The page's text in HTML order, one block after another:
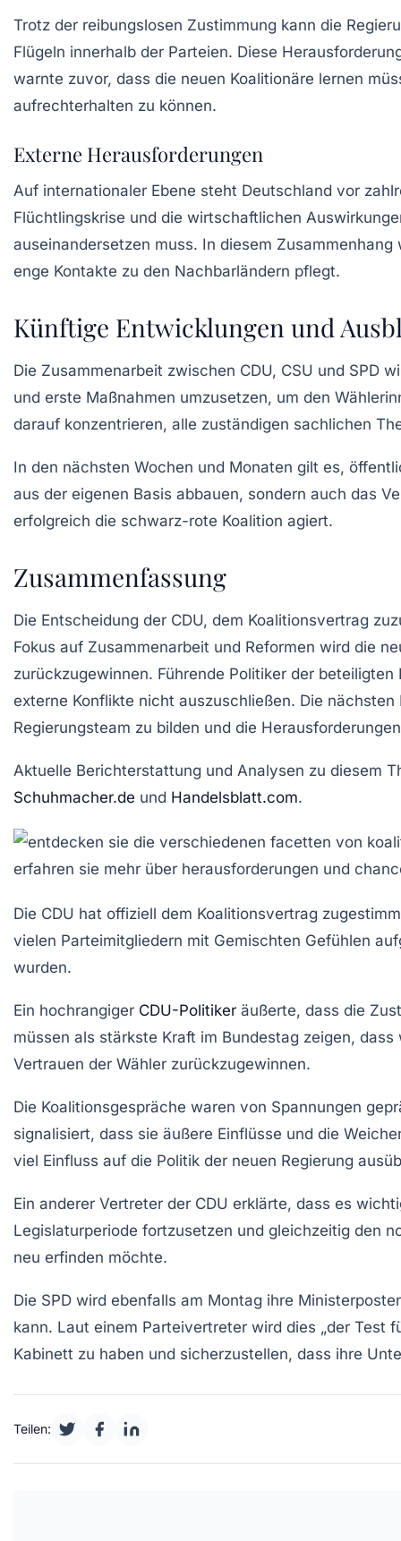
Trotz der reibungslosen Zustimmung kann die
Flügeln innerhalb der Parteien. Diese
warnte zuvor, dass die neuen Koalitionäre lernen
aufrechterhalten zu können.
Externe Herausforderungen
Auf internationaler Ebene steht Deutschland vor
Flüchtlingskrise und die wirtschaftlichen
auseinandersetzen muss. In diesem
enge Kontakte zu den Nachbarländern pflegt.
Künftige Entwicklungen und
Die Zusammenarbeit zwischen CDU, CSU und SPD
und erste Maßnahmen umzusetzen, um den
darauf konzentrieren, alle zuständigen sachlichen
In den nächsten Wochen und Monaten gilt es,
aus der eigenen Basis abbauen, sondern auch das
erfolgreich die schwarz-rote Koalition agiert.
Zusammenfassung
Die Entscheidung der CDU, dem Koalitionsvertrag
Fokus auf Zusammenarbeit und Reformen wird die
zurückzugewinnen. Führende Politiker der
externe Konflikte nicht auszuschließen. Die
Regierungsteam zu bilden und die
Aktuelle Berichterstattung und Analysen zu diesem
Schuhmacher.de und Handelsblatt.com.
Die CDU hat offiziell dem Koalitionsvertrag
vielen Parteimitgliedern mit Gemischten Gefühlen
wurden.
Ein hochrangiger CDU-Politiker äußerte, dass die
müssen als stärkste Kraft im Bundestag zeigen,
Vertrauen der Wähler zurückzugewinnen.
Die Koalitionsgespräche waren von Spannungen
signalisiert, dass sie äußere Einflüsse und die
viel Einfluss auf die Politik der neuen Regierung
Ein anderer Vertreter der CDU erklärte, dass es
Legislaturperiode fortzusetzen und gleichzeitig den
neu erfinden möchte.
Die SPD wird ebenfalls am Montag ihre
kann. Laut einem Parteivertreter wird dies „der Test
Kabinett zu haben und sicherzustellen, dass ihre
Teilen: